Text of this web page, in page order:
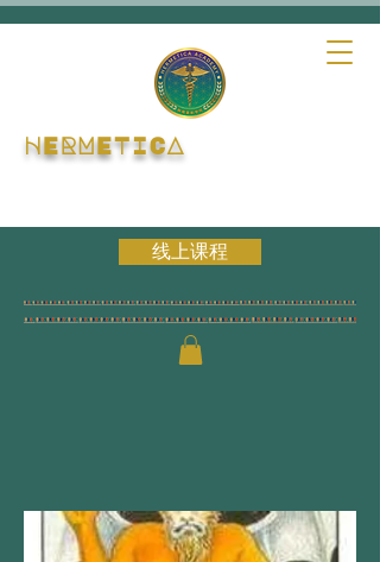
HERMETICA
线上课程